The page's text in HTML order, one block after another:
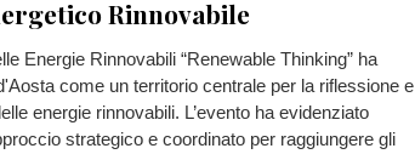
Rinnovabile
Energie Rinnovabili “Renewable Thinking” ha
come un territorio centrale per la riflessione e
energie rinnovabili. L’evento ha evidenziato
strategico e coordinato per raggiungere gli